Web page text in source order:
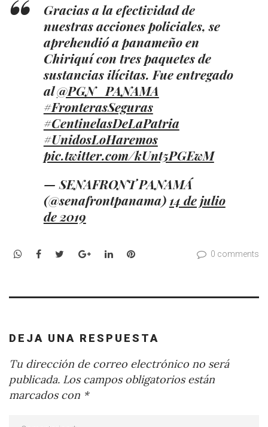
Gracias a la efectividad de
nuestras acciones policiales, se
aprehendió a panameño en
Chiriquí con tres paquetes de
sustancias ilícitas. Fue entregado
al@PGN_PANAMA
#FronterasSeguras
#CentinelasDeLaPatria
#UnidosLoHaremos
pic.twitter.com/kUnt5PGEwM
— SENAFRONT PANAMÁ
(@senafrontpanama) 14 de julio
de 2019
WhatsApp
Facebook
TwitterGoogle+LinkedInPinterest 0 comments
DEJA UNA RESPUESTA
Tu dirección de correo electrónico no será
publicada. Los campos obligatorios están
marcados con *